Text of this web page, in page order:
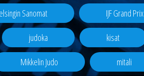
Sanomat IJF Grand Prix
judoka kisat
Mikkelin Judo mitali